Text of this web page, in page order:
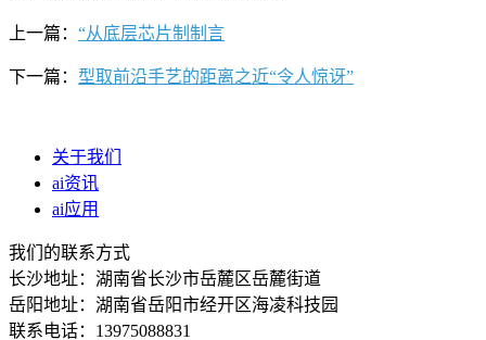
上一篇： “从底层芯片制制言
下一篇： 型取前沿手艺的距离之近“令人惊讶”
关于我们
ai资讯
ai应用
我们的联系方式
长沙地址：湖南省长沙市岳麓区岳麓街道
岳阳地址：湖南省岳阳市经开区海凌科技园
联系电话：13975088831